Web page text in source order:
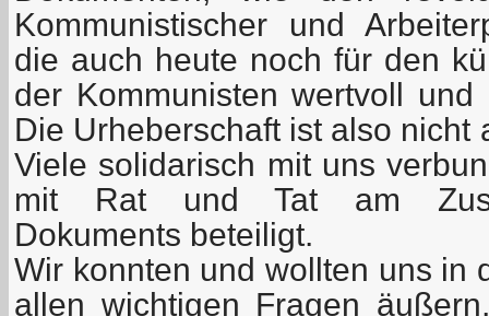
Kommunistischer und
die auch heute noch für den
der Kommunisten wertvoll
Die Urheberschaft ist also nicht
Viele solidarisch mit uns
mit Rat und Tat am
Dokuments beteiligt.
Wir konnten und wollten uns in
allen wichtigen Fragen